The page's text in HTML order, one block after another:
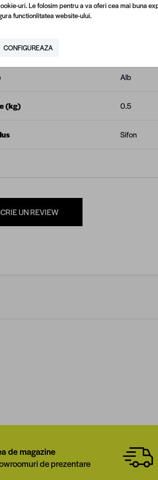
Alb
(kg) 0.5
Sifon
UN REVIEW
de magazine
de prezentare
uri. Le folosim pentru a va oferi cea mai buna
functionlitatea website-ului.
CONFIGUREAZA